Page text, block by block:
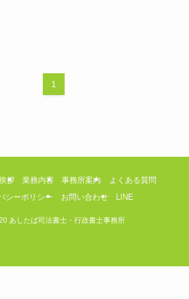
1
拶 業務内容 事務所案内
よくある質問
シーポリシー
お問い合わせ LINE
あしたば司法書士・行政書士事務所